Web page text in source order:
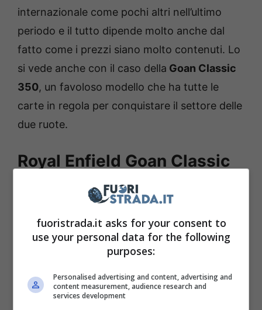
internazionale come pochi altri nell’ultimo
periodo e il tutto dipende molto anche dal
fatto come i prezzi siano molto contenuti. Lo
si vede anche con il caso della Goan Classic
350, un favoloso modello che ha tutte le
carte in regola per conquistare il settore delle
due ruote.
Royal Enfield Goan Classic
350: la novità indiana a
basso costo
Chi lo ha detto che per poter dare vita a una
custom di eccellente caratura sia necessario
puntare molto sul motore e sulla potenza in
termini di cavalli. A spiegare come tutto ciò
fuoristrada.it asks for your consent to
use your personal data for the following
purposes:
Personalised advertising and content, advertising and
content measurement, audience research and
services development